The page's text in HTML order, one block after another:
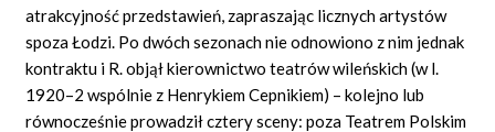
atrakcyjność przedstawień, zapraszając licznych artystów
spoza Łodzi. Po dwóch sezonach nie odnowiono z nim jednak
kontraktu i R. objął kierownictwo teatrów wileńskich (w l.
1920–2 wspólnie z Henrykiem Cepnikiem) – kolejno lub
równocześnie prowadził cztery sceny: poza Teatrem Polskim